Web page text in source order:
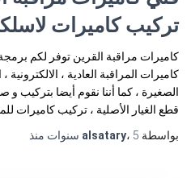
تركيب كاميرات
كاميرات مراقبة القرين توفر لكم
كاميرات المراقبة العادية ، الالكترونية
الصغيرة ، كما أننا نقوم أيضا بتركيب و
قطع الغيار الأصلية ، تركيب كاميرات
بواسطة
alsatary، 5 سنوات منذ